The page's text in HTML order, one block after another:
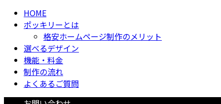
HOME
ポッキリーとは
格安ホームページ制作のメリット
選べるデザイン
機能・料金
制作の流れ
よくあるご質問